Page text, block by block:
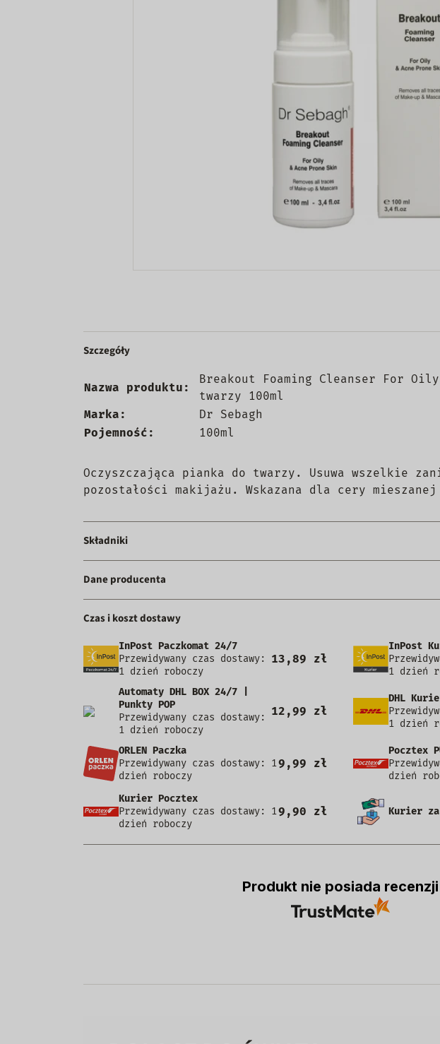
Szczegóły
Nazwa produktu:
Breakout Foaming Cleanser For
twarzy 100ml
Marka:
Dr Sebagh
Pojemność:
100ml
Oczyszczająca pianka do twarzy. Usuwa wszelkie
pozostałości makijażu. Wskazana dla cery
Składniki
Dane producenta
Czas i koszt dostawy
InPost Paczkomat 24/7
Przewidywany czas dostawy:
1 dzień roboczy
13,89 zł
InPost
1 dzień
Automaty DHL BOX 24/7 |
Punkty POP
Przewidywany czas dostawy:
1 dzień roboczy
12,99 zł
DHL
1 dzień
ORLEN Paczka
Przewidywany czas dostawy: 1
dzień roboczy
9,99 zł
Pocztex
dzień
Kurier Pocztex
Przewidywany czas dostawy: 1
dzień roboczy
9,90 zł Kurier za
Produkt nie posiada recenzji